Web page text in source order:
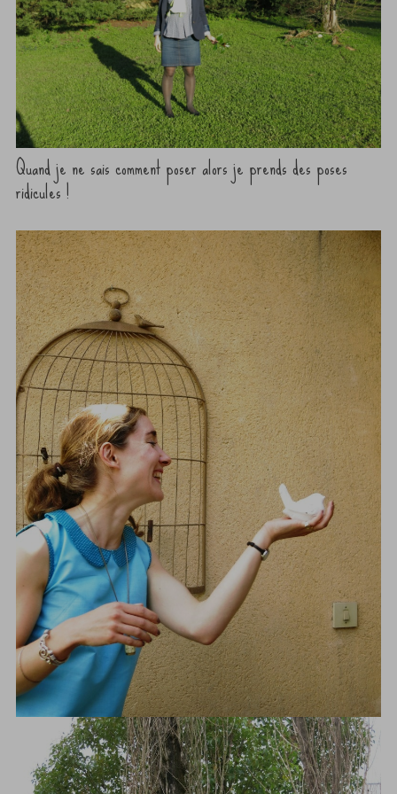
Quand je ne sais comment poser alors je prends des poses
ridicules !